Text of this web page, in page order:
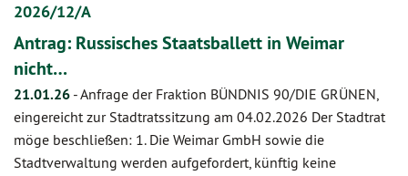
2026/12/A
Antrag: Russisches Staatsballett in Weimar
nicht…
21.01.26 -Anfrage der Fraktion BÜNDNIS 90/DIE GRÜNEN,
eingereicht zur Stadtratssitzung am 04.02.2026 Der Stadtrat
möge beschließen: 1. Die Weimar GmbH sowie die
Stadtverwaltung werden aufgefordert, künftig keine